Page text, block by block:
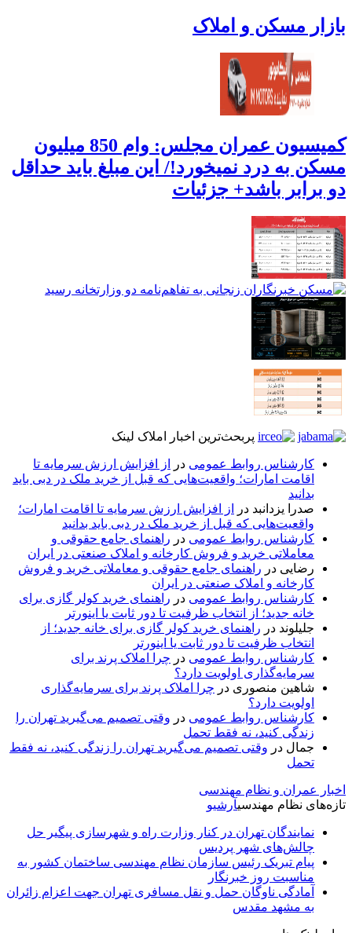
بازار مسکن و املاک
کمیسیون عمران مجلس: وام 850 میلیون
مسکن به درد نمیخورد!/ این مبلغ باید حداقل
دو برابر باشد+ جزئیات
پربحث‌ترین اخبار املاک لینک
کارشناس روابط عمومی در
از افزایش ارزش سرمایه تا
اقامت امارات؛ واقعیت‌هایی که قبل از خرید ملک در دبی باید
بدانید
صدرا یزدانبد در
از افزایش ارزش سرمایه تا اقامت امارات؛
واقعیت‌هایی که قبل از خرید ملک در دبی باید بدانید
کارشناس روابط عمومی در راهنمای جامع حقوقی و
معاملاتی خرید و فروش کارخانه و املاک صنعتی در ایران
رضایی در راهنمای جامع حقوقی و معاملاتی خرید و فروش
کارخانه و املاک صنعتی در ایران
کارشناس روابط عمومی در راهنمای خرید کولر گازی برای
خانه جدید؛ از انتخاب ظرفیت تا دور ثابت یا اینورتر
جلیلوند در راهنمای خرید کولر گازی برای خانه جدید؛ از
انتخاب ظرفیت تا دور ثابت یا اینورتر
کارشناس روابط عمومی در چرا املاک پرند برای
سرمایه‌گذاری اولویت دارد؟
شاهین منصوری در چرا املاک پرند برای سرمایه‌گذاری
اولویت دارد؟
کارشناس روابط عمومی در وقتی تصمیم می‌گیرید تهران را
زندگی کنید، نه فقط تحمل
جمال در وقتی تصمیم می‌گیرید تهران را زندگی کنید، نه فقط
تحمل
اخبار عمران و نظام مهندسی
تازه‌های نظام مهندسیآرشیو
نمایندگان تهران در کنار وزارت راه و شهرسازی پیگیر حل
چالش‌های شهر پردیس
پیام تبریک رئیس سازمان نظام مهندسی ساختمان کشور به
مناسبت روز خبرنگار
آمادگی ناوگان حمل و نقل مسافری تهران جهت اعزام زائران
به مشهد مقدس